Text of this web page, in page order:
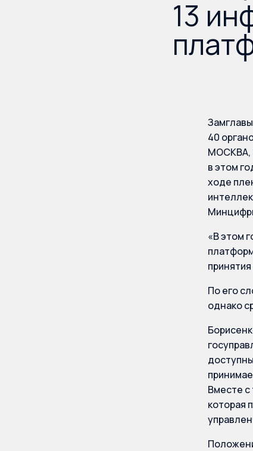
13
40
МОСКВА,
в этом
ходе
«В этом
По его
однако
Вместе
которая